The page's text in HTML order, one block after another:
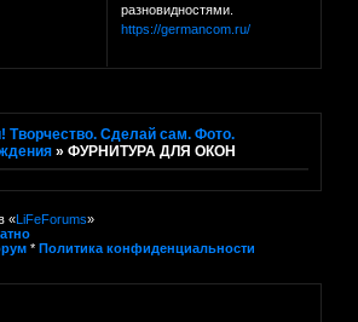
разновидностями.
https://germancom.ru/
Творчество. Сделай сам. Фото.
»ФУРНИТУРА ДЛЯ ОКОН
«LiFeForums»
* Политика конфиденциальности